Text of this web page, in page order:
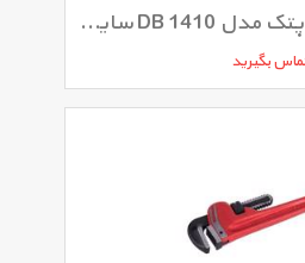
آچار لوله گیر ایران پتک مدل DB 1410 سایز 14 اینچ
بگیرید